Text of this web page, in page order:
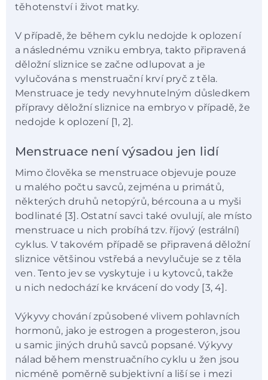
těhotenství i život matky.
V případě, že během cyklu nedojde k oplození
a následnému vzniku embrya, takto připravená
děložní sliznice se začne odlupovat a je
vylučována s menstruační krví pryč z těla.
Menstruace je tedy nevyhnutelným důsledkem
přípravy děložní sliznice na embryo v případě, že
nedojde k oplození [1, 2].
Menstruace není výsadou jen lidí
Mimo člověka se menstruace objevuje pouze
u malého počtu savců, zejména u primátů,
některých druhů netopýrů, bércouna a u myši
bodlinaté [3]. Ostatní savci také ovulují, ale místo
menstruace u nich probíhá tzv. říjový (estrální)
cyklus. V takovém případě se připravená děložní
sliznice většinou vstřebá a nevylučuje se z těla
ven. Tento jev se vyskytuje i u kytovců, takže
u nich nedochází ke krvácení do vody [3, 4].
Výkyvy chování způsobené vlivem pohlavních
hormonů, jako je estrogen a progesteron, jsou
u samic jiných druhů savců popsané. Výkyvy
nálad během menstruačního cyklu u žen jsou
nicméně poměrně subjektivní a liší se i mezi